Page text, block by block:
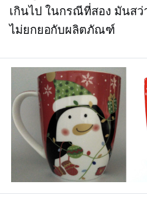
เกินไป ในกรณีที่สอง มันสว่
ไม่ยกยอกับผลิตภัณฑ์